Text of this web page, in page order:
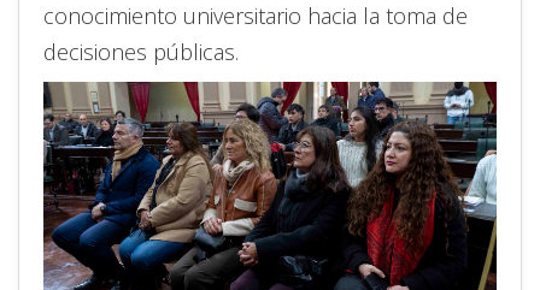
conocimiento universitario hacia la toma de
decisiones públicas.